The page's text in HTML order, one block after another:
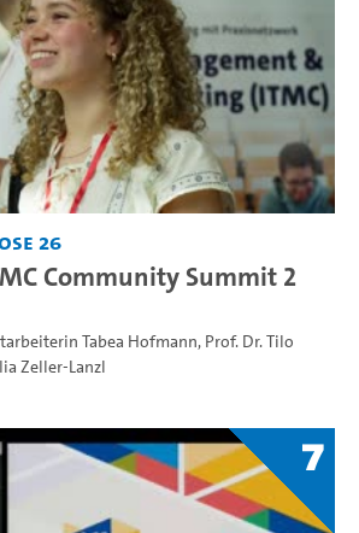
26
Community Summit 2
Tabea Hofmann, Prof. Dr. Tilo
Zeller-Lanzl
7